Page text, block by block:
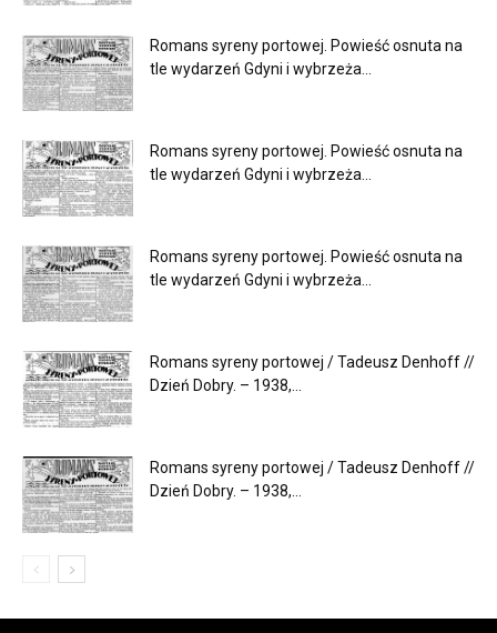
Romans syreny portowej. Powieść osnuta na
tle wydarzeń Gdyni i wybrzeża...
Romans syreny portowej. Powieść osnuta na
tle wydarzeń Gdyni i wybrzeża...
Romans syreny portowej. Powieść osnuta na
tle wydarzeń Gdyni i wybrzeża...
Romans syreny portowej / Tadeusz Denhoff //
Dzień Dobry. – 1938,...
Romans syreny portowej / Tadeusz Denhoff //
Dzień Dobry. – 1938,...